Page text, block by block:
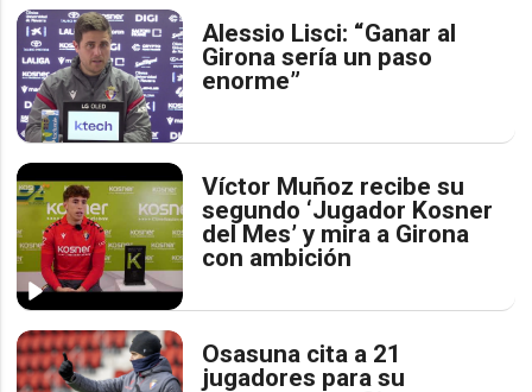
Alessio Lisci: “Ganar al
Girona sería un paso
enorme”
Víctor Muñoz recibe su
segundo ‘Jugador Kosner
del Mes’ y mira a Girona
con ambición
Osasuna cita a 21
jugadores para su